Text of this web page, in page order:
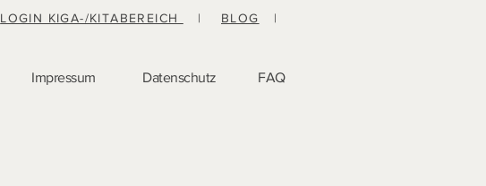
LOGIN KIGA-/KITABEREICH | BLOG
|
Impressum Datenschutz FAQ